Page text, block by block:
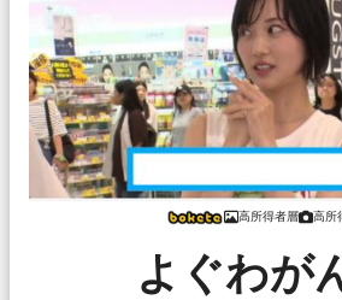
高所得者層 高所
よぐわが